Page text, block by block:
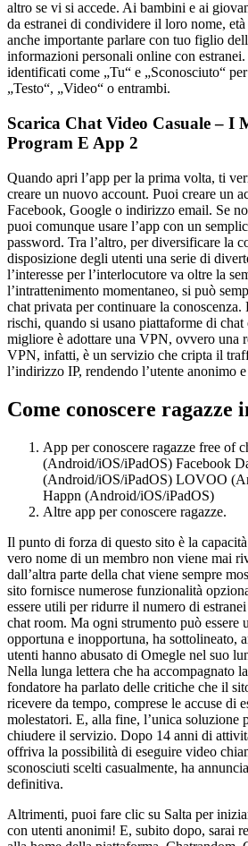
altro se vi si accede. Ai bambini e ai
da estranei di condividere il loro nome,
anche importante parlare con tuo figlio
informazioni personali online con
identificati come „Tu“ e „Sconosciuto“
„Testo“, „Video“ o entrambi.
Scarica Chat Video Casuale – I
Program E App 2
Quando apri l’app per la prima volta, ti
creare un nuovo account. Puoi creare un
Facebook, Google o indirizzo email. Se
puoi comunque usare l’app con un
password. Tra l’altro, per diversificare la
disposizione degli utenti una serie di
l’interesse per l’interlocutore va oltre la
l’intrattenimento momentaneo, si può
chat privata per continuare la
rischi, quando si usano piattaforme di
migliore è adottare una VPN, ovvero una
VPN, infatti, è un servizio che cripta il
l’indirizzo IP, rendendo l’utente anonimo
Come conoscere ragazze
App per conoscere ragazze free of
(Android/iOS/iPadOS) Facebook
(Android/iOS/iPadOS) LOVOO
Happn (Android/iOS/iPadOS)
Altre app per conoscere ragazze.
Il punto di forza di questo sito è la
vero nome di un membro non viene mai
dall’altra parte della chat viene sempre
sito fornisce numerose funzionalità
essere utili per ridurre il numero di
chat room. Ma ogni strumento può essere
opportuna e inopportuna, ha sottolineato,
utenti hanno abusato di Omegle nel suo
Nella lunga lettera che ha accompagnato
fondatore ha parlato delle critiche che il
ricevere da tempo, comprese le accuse di
molestatori. E, alla fine, l’unica soluzione
chiudere il servizio. Dopo 14 anni di
offriva la possibilità di eseguire video
sconosciuti scelti casualmente, ha
definitiva.
Altrimenti, puoi fare clic su Salta per
con utenti anonimi! E, subito dopo, sarai